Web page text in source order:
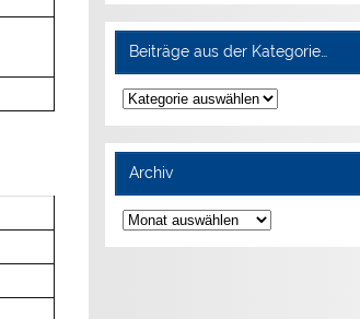
Beiträge aus der Kategorie…
Beiträge
aus
der
Kategorie…
Archiv
Archiv